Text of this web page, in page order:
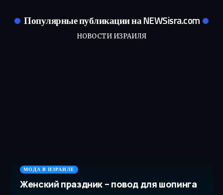
Популярные публикации на NEWSisra.com
НОВОСТИ ИЗРАИЛЯ
МОДА В ИЗРАИЛЕ
Женский праздник – повод для шопинга